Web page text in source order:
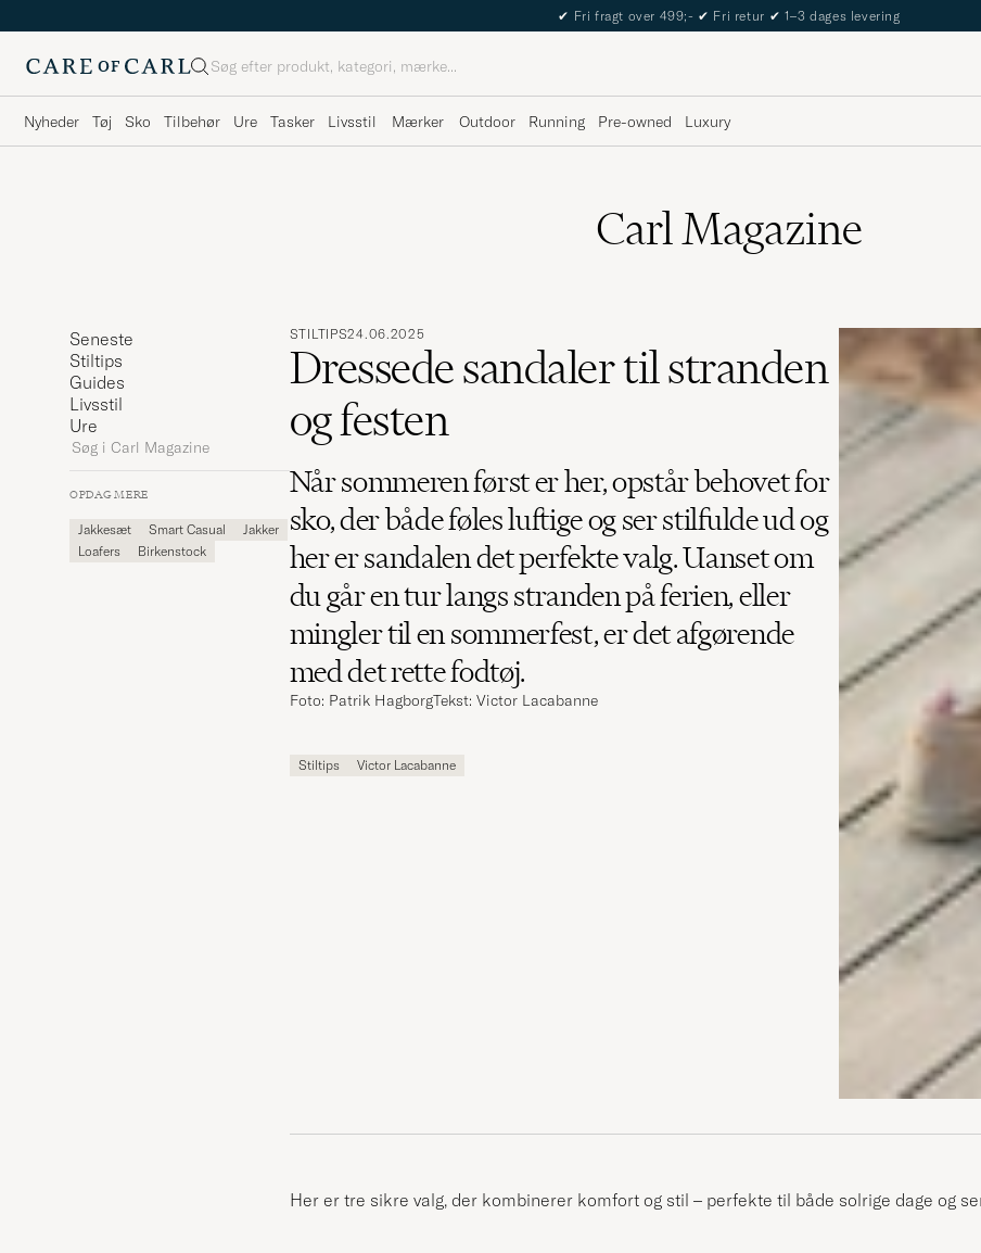
The Care of Carl Passport
Søg
Nyheder Tøj Sko Tilbehør Ure Tasker Livsstil Mærker Outdoor Running Pre-owned Luxury
Carl Magazine
Seneste
Stiltips
Guides
Livsstil
Ure
Søg
Carl
OPDAG MERE
Jakkesæt Smart Casual
Jakker
Loafers
Birkenstock
STILTIPS24.06.2025
Dressede sandaler til stranden
og festen
Når sommeren først er her, opstår behovet for
sko, der både føles luftige og ser stilfulde ud og
her er sandalen det perfekte valg. Uanset om
du går en tur langs stranden på ferien, eller
mingler til en sommerfest, er det afgørende
med det rette fodtøj.
Foto: Patrik HagborgTekst: Victor Lacabanne
Stiltips Victor Lacabanne
Her er tre sikre valg, der kombinerer komfort og stil – perfekte til både solrige dage og